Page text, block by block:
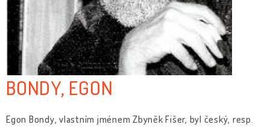
BONDY, EGON
Egon Bondy, vlastním jménem Zbyněk Fišer, byl český, resp.